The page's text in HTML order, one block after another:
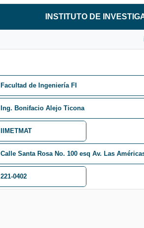
INSTITUTO DE
Facultad de Ingeniería FI
Ing. Bonifacio Alejo Ticona
IIMETMAT
Calle Santa Rosa No. 100 esq Av. Las
221-0402